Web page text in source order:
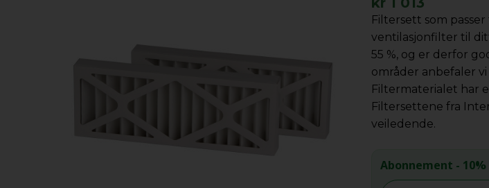
Filtersett som
ventilasjonfilter til
55 %, og er derfor
områder anbefaler
Filtermaterialet har
Filtersettene fra
veiledende.
Abonnement -